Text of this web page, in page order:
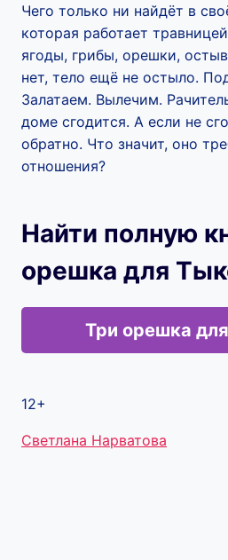
Чего только ни найдёт в
которая работает
ягоды, грибы, орешки,
нет, тело ещё не остыло.
Залатаем. Вылечим.
доме сгодится. А если не
обратно. Что значит, оно
отношения?
Найти полную
орешка для
Три орешка
12+
Метки
Светлана Нарватова